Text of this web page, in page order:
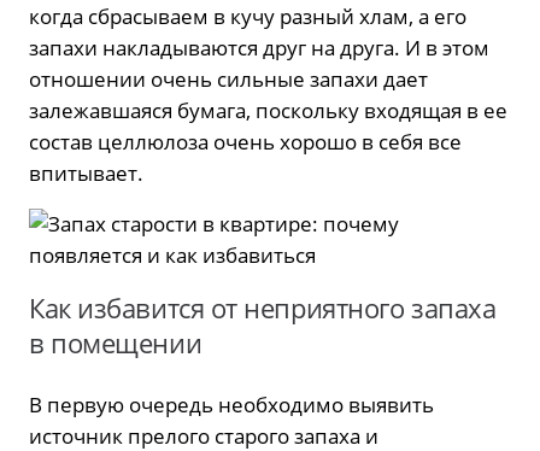
когда сбрасываем в кучу разный хлам, а его
запахи накладываются друг на друга. И в этом
отношении очень сильные запахи дает
залежавшаяся бумага, поскольку входящая в ее
состав целлюлоза очень хорошо в себя все
впитывает.
Как избавится от неприятного запаха
в помещении
В первую очередь необходимо выявить
источник прелого старого запаха и